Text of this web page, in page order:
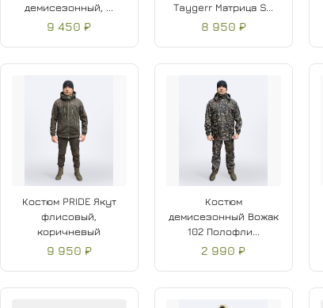
демисезонный, ...
9 450 ₽
Taygerr Матрица S...
8 950 ₽
Костюм PRIDE Якут
флисовый,
коричневый
9 950 ₽
Костюм
демисезонный Вожак
102 Полофли...
2 990 ₽